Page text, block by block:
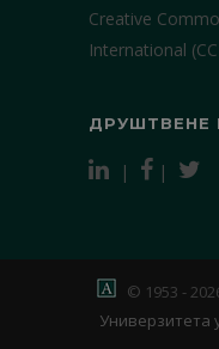
Creative
International
ДРУШТВЕНЕ
| |
© 1953 -
Универзитета